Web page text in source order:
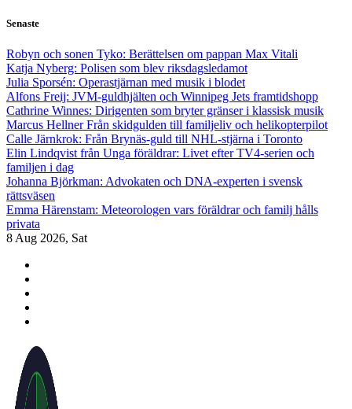
Skip
content
Senaste
Robyn och sonen Tyko: Berättelsen om pappan Max Vitali
Katja Nyberg: Polisen som blev riksdagsledamot
Julia Sporsén: Operastjärnan med musik i blodet
Alfons Freij: JVM-guldhjälten och Winnipeg Jets framtidshopp
Cathrine Winnes: Dirigenten som bryter gränser i klassisk musik
Marcus Hellner Från skidgulden till familjeliv och helikopterpilot
Calle Järnkrok: Från Brynäs-guld till NHL-stjärna i Toronto
Elin Lindqvist från Unga föräldrar: Livet efter TV4-serien och
familjen i dag
Johanna Björkman: Advokaten och DNA-experten i svensk
rättsväsen
Emma Härenstam: Meteorologen vars föräldrar och familj hålls
privata
8 Aug 2026, Sat